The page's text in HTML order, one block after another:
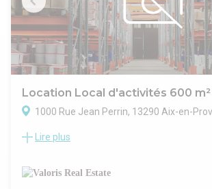
Location Local d'activités 600 m²
1000 Rue Jean Perrin, 13290 Aix-en-
VALORIS MEDITERRANEE vous propose à la
d'activités, situé au coeur de la zone des
sera livré complétement rénové.
Lire plus